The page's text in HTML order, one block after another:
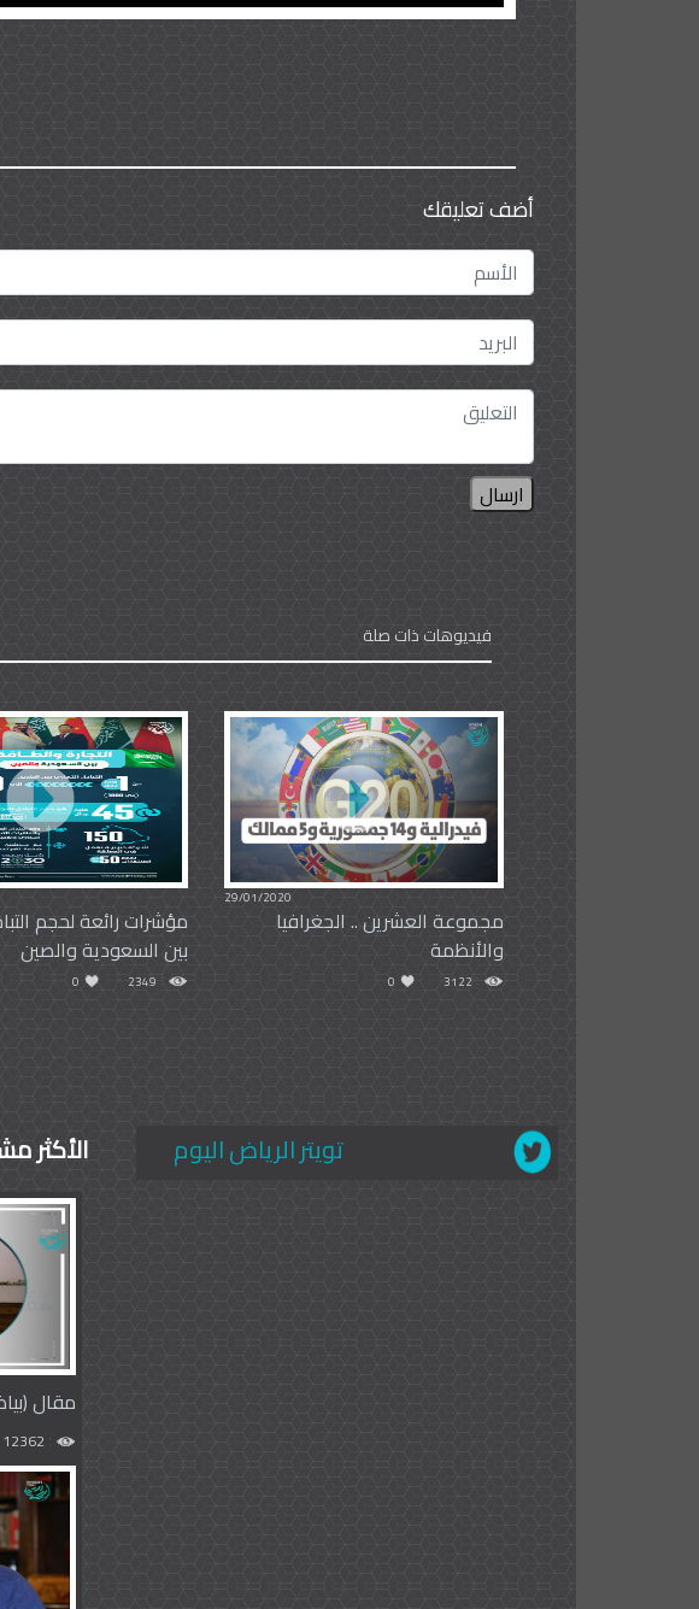
أضف تعليقك
ارسال
فيديوهات ذات صلة
29/01/2020
مجموعة العشرين .. الجغرافيا
والأنظمة
3122
0
مؤشرات رائعة لحجم
بين السعودية والصين
2349
0
تويتر الرياض اليوم الأكثر
مقال
12362